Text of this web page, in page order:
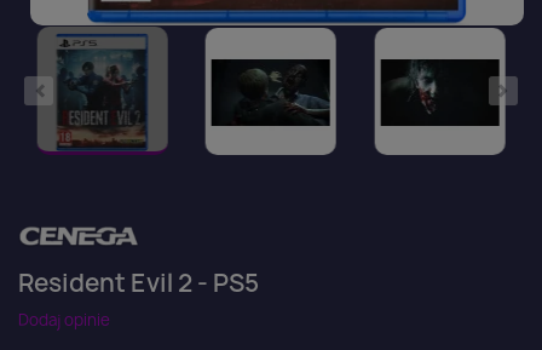
Resident Evil 2 - PS5
Dodaj opinie